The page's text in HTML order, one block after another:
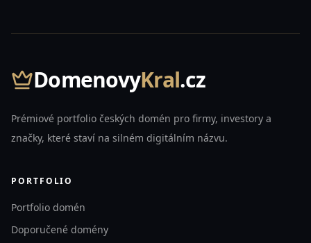
DomenovyKral.cz
Prémiové portfolio českých domén pro firmy, investory a
značky, které staví na silném digitálním názvu.
PORTFOLIO
Portfolio domén
Doporučené domény